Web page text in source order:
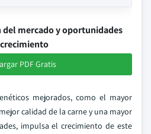
mercado y oportunidades
PDF Gratis
mejorados, como el mayor
calidad de la carne y una mayor
impulsa el crecimiento de este